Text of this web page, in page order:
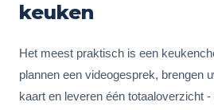
keuken
Het meest praktisch is een
plannen een videogesprek, brengen
kaart en leveren één totaaloverzicht